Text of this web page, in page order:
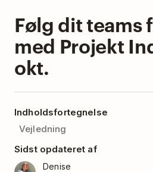
Følg dit teams
med Projekt
okt.
Indholdsfortegnelse
Vejledning
Sidst opdateret af
Denise